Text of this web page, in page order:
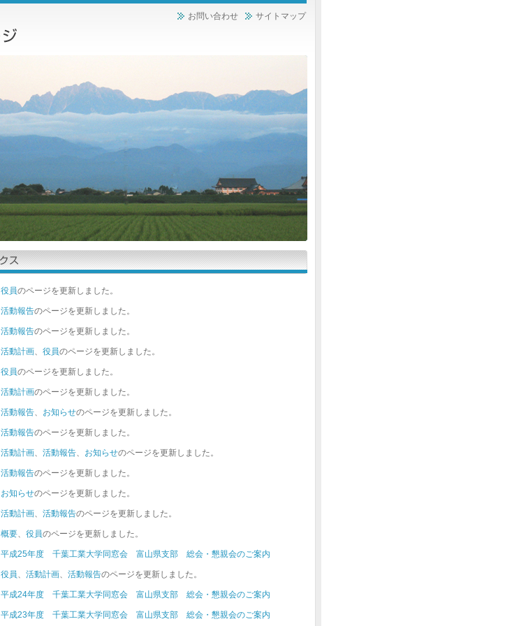
お問い合わせ サイトマップ
役員のページを更新しました。
活動報告のページを更新しました。
活動報告のページを更新しました。
活動計画、 役員のページを更新しました。
役員のページを更新しました。
活動計画のページを更新しました。
活動報告、 お知らせのページを更新しました。
活動報告のページを更新しました。
活動計画、 活動報告、 お知らせのページを更新しました。
活動報告のページを更新しました。
お知らせのページを更新しました。
活動計画、 活動報告のページを更新しました。
概要、 役員のページを更新しました。
平成25年度 千葉工業大学同窓会 富山県支部 総会・懇親会のご案内
役員、 活動計画、 活動報告のページを更新しました。
平成24年度 千葉工業大学同窓会 富山県支部 総会・懇親会のご案内
平成23年度 千葉工業大学同窓会 富山県支部 総会・懇親会のご案内